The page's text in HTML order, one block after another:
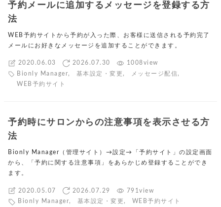
予約メールに追加するメッセージを登録する方
法
WEB予約サイトから予約が入った際、お客様に送信される予約完了
メールにお好きなメッセージを追加することができます。
2020.06.03 2026.07.30
1008view
Bionly Manager, 基本設定・変更 , メッセージ配信,
WEB予約サイト
予約時にサロンからの注意事項を表示させる方
法
Bionly Manager（管理サイト）→設定→「予約サイト」の設定画面
から、「予約に関する注意事項」をあらかじめ登録することができ
ます。
2020.05.07 2026.07.29
791view
Bionly Manager, 基本設定・変更 , WEB予約サイト